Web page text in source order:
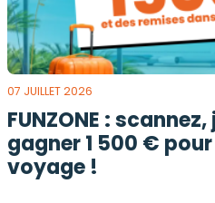
07 JUILLET 2026
FUNZONE :
gagner 1 500 €
voyage !